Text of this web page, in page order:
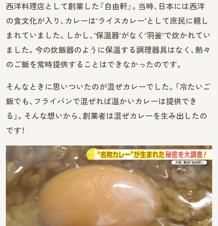
西洋料理店として創業した『自由軒』。当時、日本には西洋
の食文化が入り、カレーは“ライスカレー”として庶民に親し
まれていました。しかし、“保温器”がなく“羽釜”で炊かれてい
ました。今の炊飯器のように保温する調理器具はなく、熱々
のご飯を常時提供することはできなかったのです。
そんなときに思いついたのが混ぜカレーでした。「冷たいご
飯でも、フライパンで混ぜれば温かいカレーは提供でき
る」。そんな想いから、創業者は混ぜカレーを生み出したの
です！